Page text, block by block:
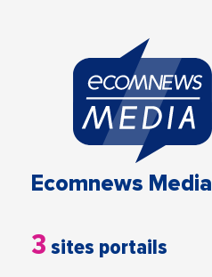
Ecomnews Media
3 sites portails